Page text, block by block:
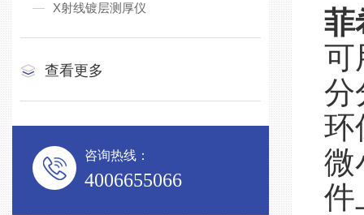
X射线镀层测厚仪
查看更多
咨询热线：
4006655066
菲
可
分
环
微
件